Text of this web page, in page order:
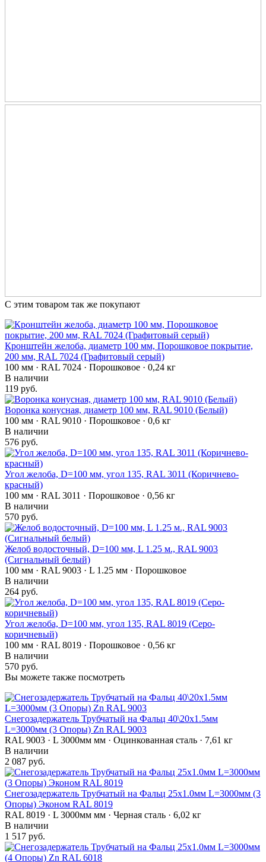
С этим товаром так же покупают
Кронштейн желоба, диаметр 100 мм, Порошковое покрытие,
200 мм, RAL 7024 (Графитовый серый)
100 мм · RAL 7024 · Порошковое · 0,24 кг
В наличии
119 руб.
Воронка конусная, диаметр 100 мм, RAL 9010 (Белый)
100 мм · RAL 9010 · Порошковое · 0,6 кг
В наличии
576 руб.
Угол желоба, D=100 мм, угол 135, RAL 3011 (Коричнево-
красный)
100 мм · RAL 3011 · Порошковое · 0,56 кг
В наличии
570 руб.
Желоб водосточный, D=100 мм, L 1.25 м., RAL 9003
(Сигнальный белый)
100 мм · RAL 9003 · L 1.25 мм · Порошковое
В наличии
264 руб.
Угол желоба, D=100 мм, угол 135, RAL 8019 (Серо-
коричневый)
100 мм · RAL 8019 · Порошковое · 0,56 кг
В наличии
570 руб.
Вы можете также посмотреть
Снегозадержатель Трубчатый на Фальц 40\20х1.5мм
L=3000мм (3 Опоры) Zn RAL 9003
RAL 9003 · L 3000мм мм · Оцинкованная сталь · 7,61 кг
В наличии
2 087 руб.
Снегозадержатель Трубчатый на Фальц 25х1.0мм L=3000мм (3
Опоры) Эконом RAL 8019
RAL 8019 · L 3000мм мм · Черная сталь · 6,02 кг
В наличии
1 517 руб.